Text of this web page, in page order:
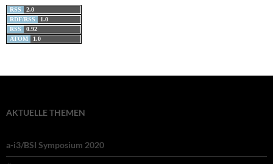
RSS
2.0
RDF/RSS
1.0
RSS
0.92
ATOM
1.0
AKTUELLE THEMEN
a-i3/BSI Symposium 2020